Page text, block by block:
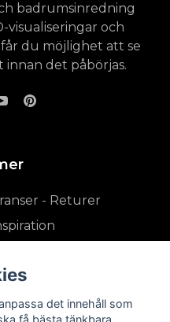
badrumsinredning
visualiseringar och
får du möjlighet att se
det påbörjas.
- Returer
det innehåll som
få bästa tänkbara